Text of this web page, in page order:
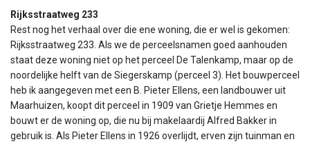
Rijksstraatweg 233
Rest nog het verhaal over die ene woning, die er wel is gekomen:
Rijksstraatweg 233. Als we de perceelsnamen goed aanhouden
staat deze woning niet op het perceel De Talenkamp, maar op de
noordelijke helft van de Siegerskamp (perceel 3). Het bouwperceel
heb ik aangegeven met een B. Pieter Ellens, een landbouwer uit
Maarhuizen, koopt dit perceel in 1909 van Grietje Hemmes en
bouwt er de woning op, die nu bij makelaardij Alfred Bakker in
gebruik is. Als Pieter Ellens in 1926 overlijdt, erven zijn tuinman en